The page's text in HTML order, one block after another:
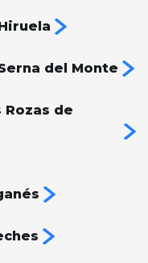
del Monte
de